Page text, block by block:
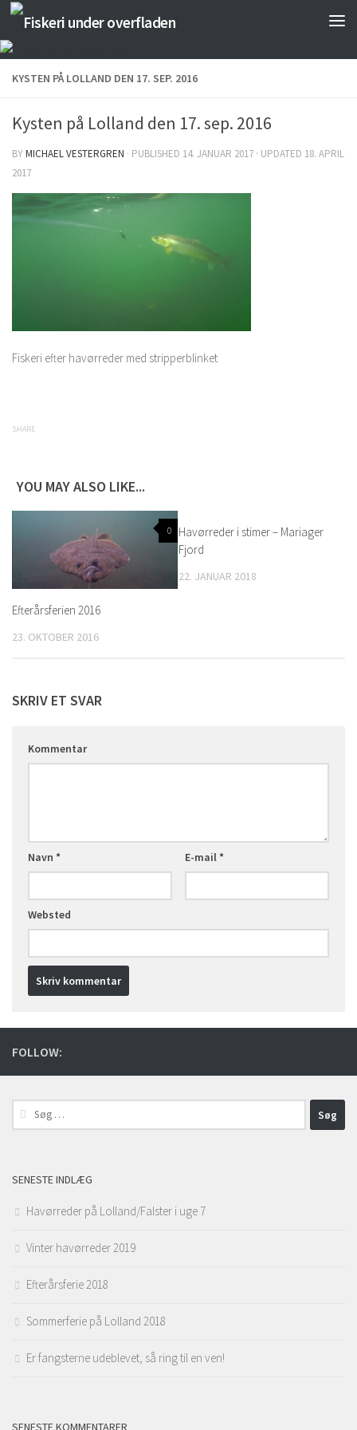
Skip to content
KYSTEN PÅ LOLLAND DEN 17. SEP. 2016
Kysten på Lolland den 17. sep. 2016
BYMICHAEL VESTERGREN · PUBLISHED 14. JANUAR 2017 · UPDATED 18. APRIL
2017
Fiskeri efter havørreder med stripperblinket
SHARE
YOU MAY ALSO LIKE...
0
Efterårsferien 2016
23. OKTOBER 2016
Havørreder i stimer – Mariager
Fjord
22. JANUAR 2018
SKRIV ET SVAR
Kommentar
Navn * E-mail*
Websted
FOLLOW:
Søg
efter:
SENESTE INDLÆG
Havørreder på Lolland/Falster i uge 7
Vinter havørreder 2019
Efterårsferie 2018
Sommerferie på Lolland 2018
Er fangsterne udeblevet, så ring til en ven!
SENESTE KOMMENTARER